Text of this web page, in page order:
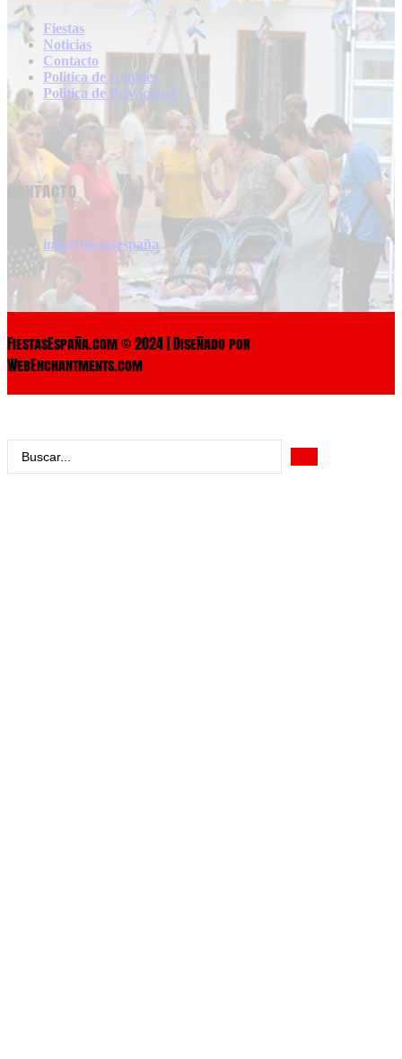
Fiestas
Noticias
Contacto
Politica de Cookies
Politica de Privacidad
Contacto
info@fiestasespaña
FiestasEspaña.com © 2024 | Diseñado por
WebEnchantments.com